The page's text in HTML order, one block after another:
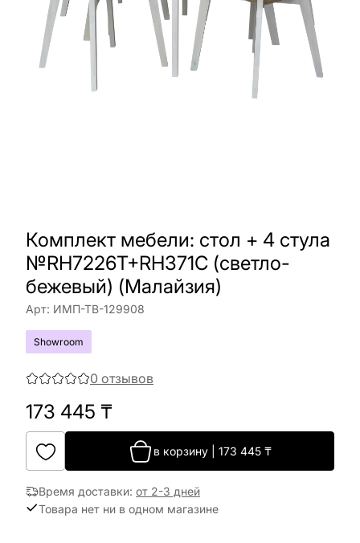
Комплект мебели: стол + 4 стула
№RH7226T+RH371C (светло-
бежевый) (Малайзия)
Арт: ИМП-ТВ-129908
Showroom
0 отзывов
173 445 ₸
в корзину 173 445 ₸
Время доставки: от 2-3 дней
Товара нет ни в одном магазине